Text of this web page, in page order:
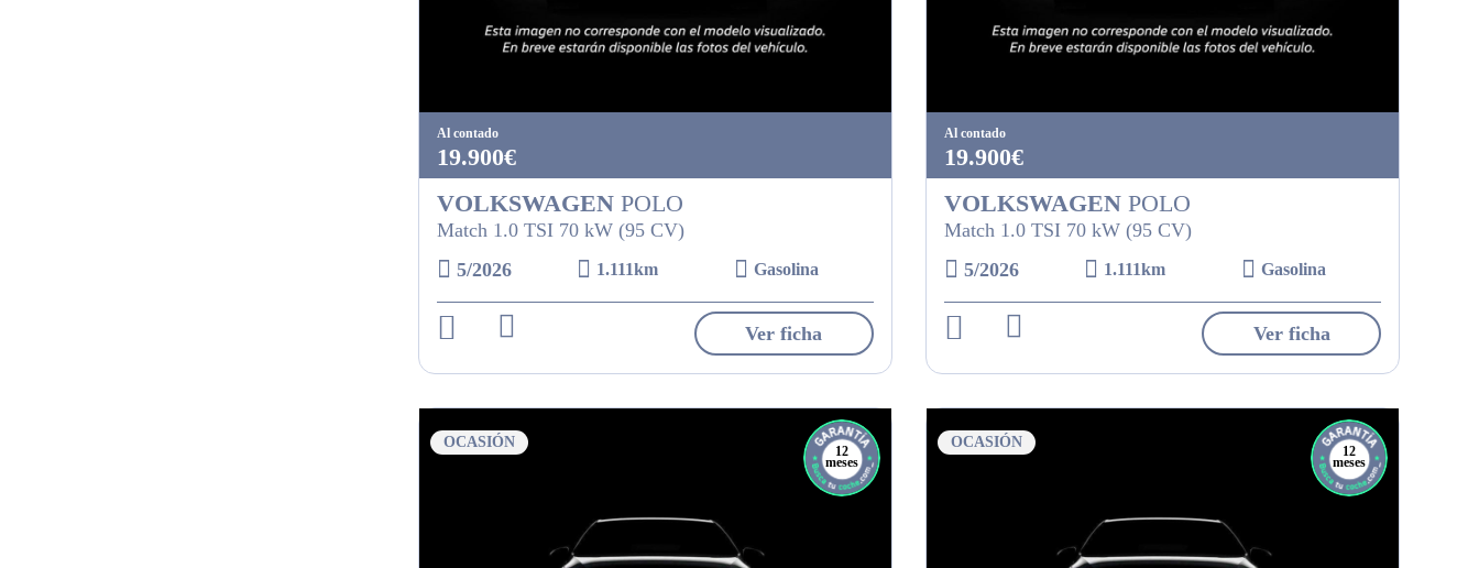
Al contado
19.900€
VOLKSWAGENPOLO
Match 1.0 TSI 70 kW (95 CV)
5/2026
1.111km Gasolina
Ver ficha
Al contado
19.900€
VOLKSWAGENPOLO
Match 1.0 TSI 70 kW (95 CV)
5/2026
1.111km Gasolina
Ver ficha
OCASIÓN
12
meses
OCASIÓN
12
meses